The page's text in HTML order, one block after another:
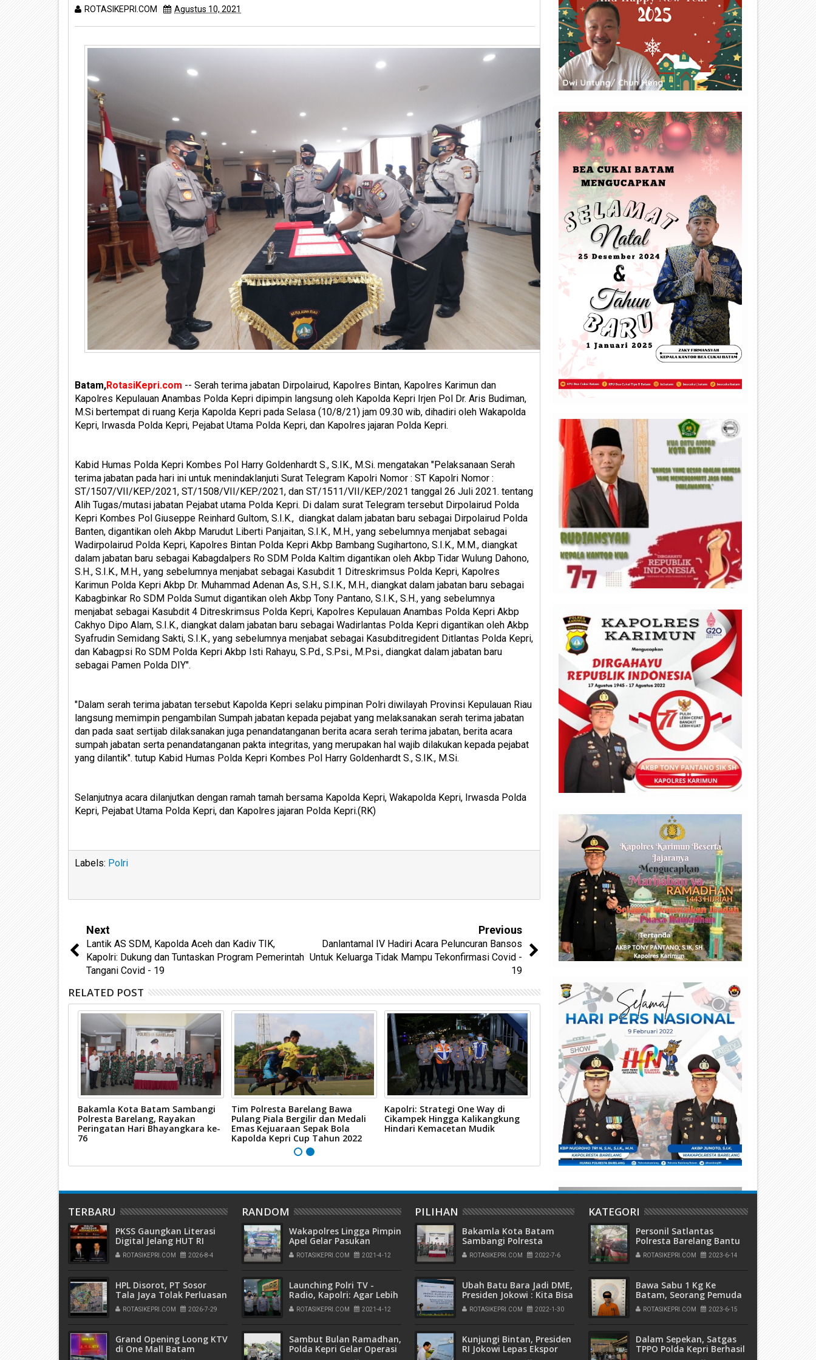
ROTASIKEPRI.COM Agustus 10, 2021
Batam,RotasiKepri.com -- Serah terima jabatan Dirpolairud, Kapolres Bintan, Kapolres Karimun dan
Kapolres Kepulauan Anambas Polda Kepri dipimpin langsung oleh Kapolda Kepri Irjen Pol Dr. Aris Budiman,
M.Si bertempat di ruang Kerja Kapolda Kepri pada Selasa (10/8/21) jam 09.30 wib, dihadiri oleh Wakapolda
Kepri, Irwasda Polda Kepri, Pejabat Utama Polda Kepri, dan Kapolres jajaran Polda Kepri.
Kabid Humas Polda Kepri Kombes Pol Harry Goldenhardt S., S.IK., M.Si. mengatakan "Pelaksanaan Serah
terima jabatan pada hari ini untuk menindaklanjuti Surat Telegram Kapolri Nomor : ST Kapolri Nomor :
ST/1507/VII/KEP./2021, ST/1508/VII/KEP./2021, dan ST/1511/VII/KEP./2021 tanggal 26 Juli 2021. tentang
Alih Tugas/mutasi jabatan Pejabat utama Polda Kepri. Di dalam surat Telegram tersebut Dirpolairud Polda
Kepri Kombes Pol Giuseppe Reinhard Gultom, S.I.K., diangkat dalam jabatan baru sebagai Dirpolairud Polda
Banten, digantikan oleh Akbp Marudut Liberti Panjaitan, S.I.K., M.H., yang sebelumnya menjabat sebagai
Wadirpolairud Polda Kepri, Kapolres Bintan Polda Kepri Akbp Bambang Sugihartono, S.I.K., M.M., diangkat
dalam jabatan baru sebagai Kabagdalpers Ro SDM Polda Kaltim digantikan oleh Akbp Tidar Wulung Dahono,
S.H., S.I.K., M.H., yang sebelumnya menjabat sebagai Kasubdit 1 Ditreskrimsus Polda Kepri, Kapolres
Karimun Polda Kepri Akbp Dr. Muhammad Adenan As, S.H., S.I.K., M.H., diangkat dalam jabatan baru sebagai
Kabagbinkar Ro SDM Polda Sumut digantikan oleh Akbp Tony Pantano, S.I.K., S.H., yang sebelumnya
menjabat sebagai Kasubdit 4 Ditreskrimsus Polda Kepri, Kapolres Kepulauan Anambas Polda Kepri Akbp
Cakhyo Dipo Alam, S.I.K., diangkat dalam jabatan baru sebagai Wadirlantas Polda Kepri digantikan oleh Akbp
Syafrudin Semidang Sakti, S.I.K., yang sebelumnya menjabat sebagai Kasubditregident Ditlantas Polda Kepri,
dan Kabagpsi Ro SDM Polda Kepri Akbp Isti Rahayu, S.Pd., S.Psi., M.Psi., diangkat dalam jabatan baru
sebagai Pamen Polda DIY".
"Dalam serah terima jabatan tersebut Kapolda Kepri selaku pimpinan Polri diwilayah Provinsi Kepulauan Riau
langsung memimpin pengambilan Sumpah jabatan kepada pejabat yang melaksanakan serah terima jabatan
dan pada saat sertijab dilaksanakan juga penandatanganan berita acara serah terima jabatan, berita acara
sumpah jabatan serta penandatanganan pakta integritas, yang merupakan hal wajib dilakukan kepada pejabat
yang dilantik". tutup Kabid Humas Polda Kepri Kombes Pol Harry Goldenhardt S., S.IK., M.Si.
Selanjutnya acara dilanjutkan dengan ramah tamah bersama Kapolda Kepri, Wakapolda Kepri, Irwasda Polda
Kepri, Pejabat Utama Polda Kepri, dan Kapolres jajaran Polda Kepri.(RK)
Labels: Polri
Next
Lantik AS SDM, Kapolda Aceh dan Kadiv TIK,
Kapolri: Dukung dan Tuntaskan Program Pemerintah
Tangani Covid - 19
Previous
Danlantamal IV Hadiri Acara Peluncuran Bansos
Untuk Keluarga Tidak Mampu Tekonfirmasi Covid -
19
RELATED POST
Bakamla Kota Batam Sambangi
Polresta Barelang, Rayakan
Peringatan Hari Bhayangkara ke-
76
Tim Polresta Barelang Bawa
Pulang Piala Bergilir dan Medali
Emas Kejuaraan Sepak Bola
Kapolda Kepri Cup Tahun 2022
Kapolri: Strategi One Way di
Cikampek Hingga Kalikangkung
Hindari Kemacetan Mudik
Kapolres Karimun Melakukan
Pengecekan Pospam dan Posyan
Ops Ketupat Seligi 2022
Pelaku Pembunuhan Supir
di Bengkong Diamankan Sat
Reskrim Polresta Barelang
TERBARU
PKSS Gaungkan Literasi
Digital Jelang HUT RI
ROTASIKEPRI.COM 2026-8-4
HPL Disorot, PT Sosor
Tala Jaya Tolak Perluasan
Kampung Tua
ROTASIKEPRI.COM 2026-7-29
Grand Opening Loong KTV
di One Mall Batam
RANDOM
Wakapolres Lingga Pimpin
Apel Gelar Pasukan
Operasi Keselamatan
Seligi 2021
ROTASIKEPRI.COM 2021-4-12
Launching Polri TV -
Radio, Kapolri: Agar Lebih
Dekat Dan Memberi
Edukasi Masyarakat
ROTASIKEPRI.COM 2021-4-12
Sambut Bulan Ramadhan,
Polda Kepri Gelar Operasi
PILIHAN
Bakamla Kota Batam
Sambangi Polresta
Barelang, Rayakan
Peringatan Hari
ROTASIKEPRI.COM 2022-7-6
Ubah Batu Bara Jadi DME,
Presiden Jokowi : Kita Bisa
Tekan Impor Elpiji dan
Buka Lapangan Kerja
ROTASIKEPRI.COM 2022-1-30
Kunjungi Bintan, Presiden
RI Jokowi Lepas Ekspor
KATEGORI
Personil Satlantas
Polresta Barelang Bantu
Kegiatan Uji Emisi DLH
Kota Batam
ROTASIKEPRI.COM 2023-6-14
Bawa Sabu 1 Kg Ke
Batam, Seorang Pemuda
Ditangkap Polairud Polda
Kepri
ROTASIKEPRI.COM 2023-6-15
Dalam Sepekan, Satgas
TPPO Polda Kepri Berhasil